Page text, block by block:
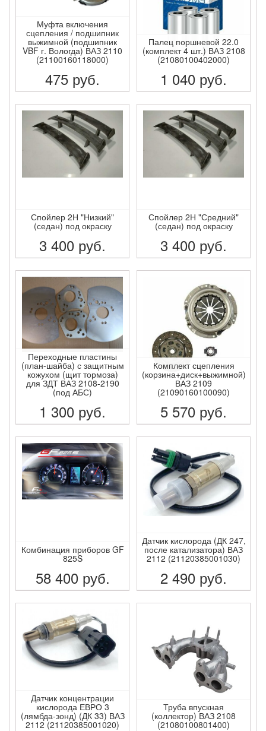
Муфта включения
сцепления / подшипник
выжимной (подшипник
VBF г. Вологда) ВАЗ 2110
(21100160118000)
475 руб.
ПОДРОБНЕЕ
Палец поршневой 22.0
(комплект 4 шт.) ВАЗ 2108
(21080100402000)
1 040 руб.
ПОДРОБНЕЕ
Спойлер 2Н "Низкий"
(седан) под окраску
3 400 руб.
ПОДРОБНЕЕ
Спойлер 2Н "Средний"
(седан) под окраску
3 400 руб.
ПОДРОБНЕЕ
Переходные пластины
(план-шайба) с защитным
кожухом (щит тормоза)
для ЗДТ ВАЗ 2108-2190
(под АБС)
1 300 руб.
ПОДРОБНЕЕ
Комплект сцепления
(корзина+диск+выжимной)
ВАЗ 2109
(21090160100090)
5 570 руб.
ПОДРОБНЕЕ
Комбинация приборов GF
825S
58 400 руб.
ПОДРОБНЕЕ
Датчик кислорода (ДК 247,
после катализатора) ВАЗ
2112 (21120385001030)
2 490 руб.
ПОДРОБНЕЕ
Датчик концентрации
кислорода ЕВРО 3
(лямбда-зонд) (ДК 33) ВАЗ
2112 (21120385001020)
Труба впускная
(коллектор) ВАЗ 2108
(21080100801400)